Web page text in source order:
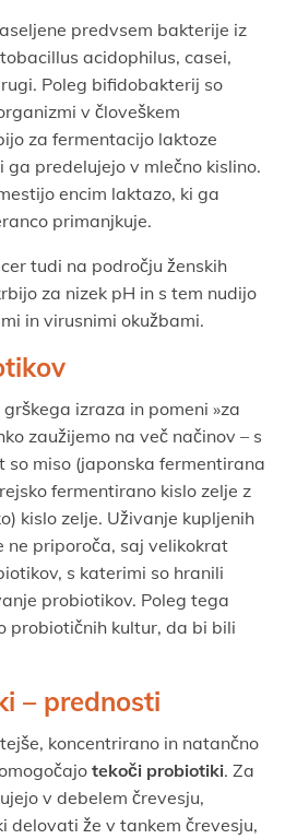
predvsem bakterije iz
acidophilus, casei,
Poleg bifidobakterij so
v človeškem
za fermentacijo laktoze
ga predelujejo v mlečno kislino.
encim laktazo, ki ga
primanjkuje.
tudi na področju ženskih
za nizek pH in s tem nudijo
in virusnimi okužbami.
izraza in pomeni »za
zaužijemo na več načinov – s
miso (japonska fermentirana
fermentirano kislo zelje z
kislo zelje. Uživanje kupljenih
ne priporoča, saj velikokrat
s katerimi so hranili
probiotikov. Poleg tega
probiotičnih kultur, da bi bili
– prednosti
koncentrirano in natančno
tekoči probiotiki. Za
v debelem črevesju,
delovati že v tankem črevesju,